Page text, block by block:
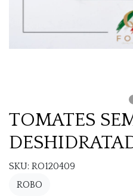
TOMATES
SKU: RO120409
ROBO